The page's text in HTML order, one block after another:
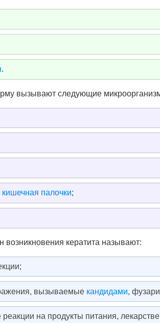
.
вызывают следующие
кишечная палочки;
возникновения кератита называют:
вызываемые кандидами,
реакции на продукты питания,